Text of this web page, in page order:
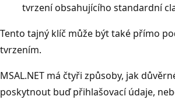
tvrzení obsahujícího standardní
Tento tajný klíč může být také přímo
tvrzením.
MSAL.NET má čtyři způsoby, jak
poskytnout buď přihlašovací údaje,